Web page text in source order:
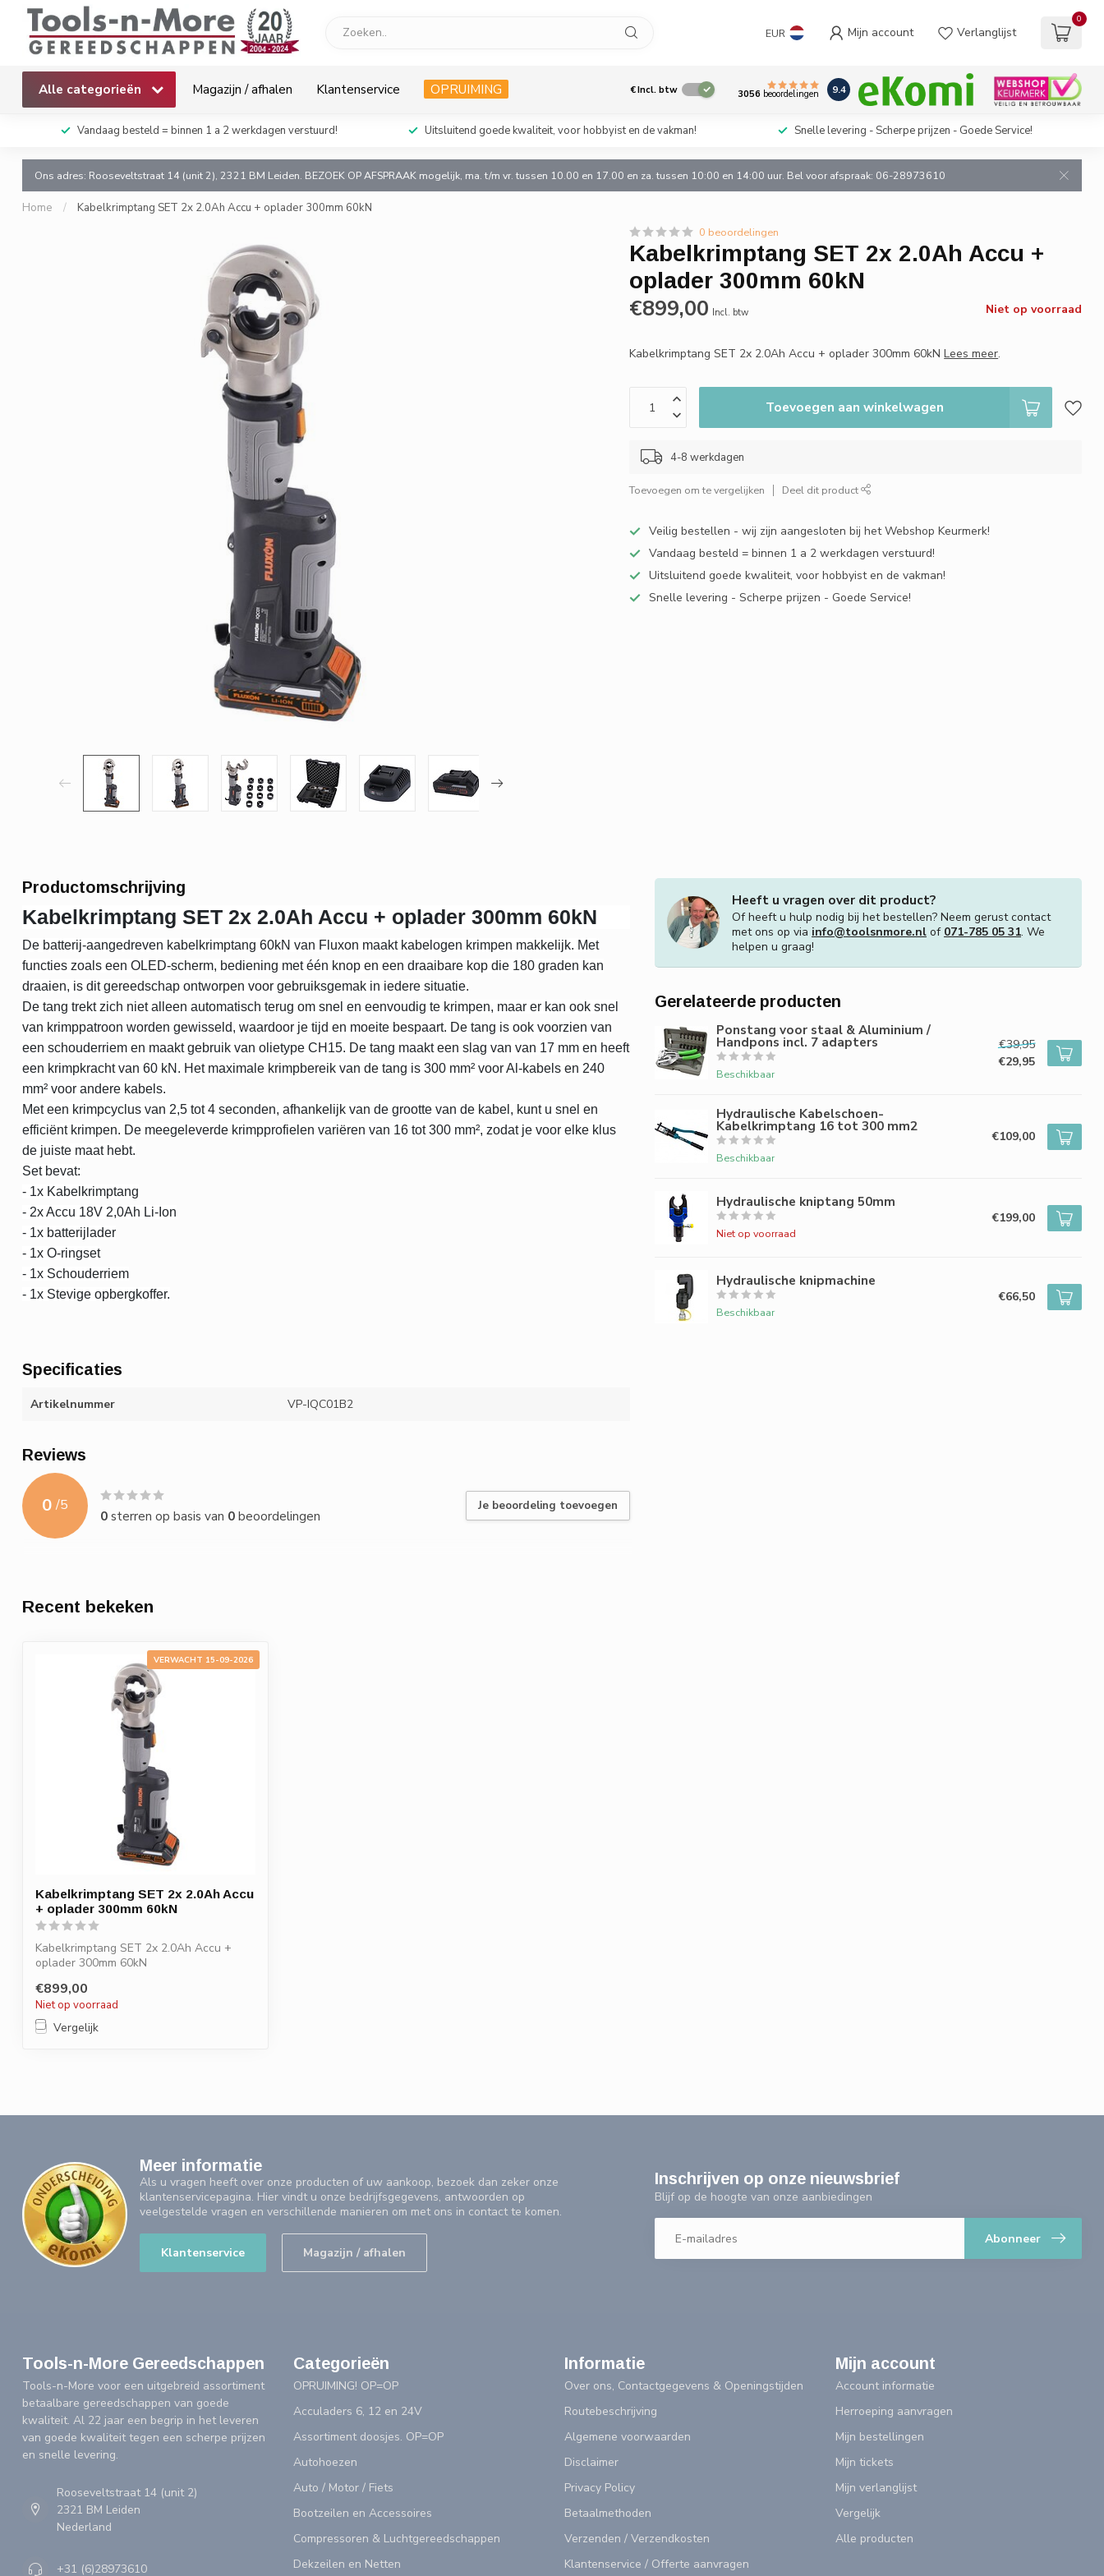
EUR Mijn account Verlanglijst
0
Alle categorieën Magazijn / afhalen Klantenservice OPRUIMING €Incl. btw 3056 beoordelingen 9.4
Vandaag besteld = binnen 1 a 2 werkdagen verstuurd! Uitsluitend goede kwaliteit, voor hobbyist en de vakman! Snelle levering - Scherpe prijzen - Goede Service!
Ons adres: Rooseveltstraat 14 (unit 2), 2321 BM Leiden. BEZOEK OP AFSPRAAK mogelijk, ma. t/m vr. tussen 10.00 en 17.00 en za. tussen 10:00 en 14:00 uur. Bel voor afspraak: 06-28973610
Home / Kabelkrimptang SET 2x 2.0Ah Accu + oplader 300mm 60kN
0 beoordelingen
Kabelkrimptang SET 2x 2.0Ah Accu +
oplader 300mm 60kN
€899,00 Incl. btw Niet op voorraad
Kabelkrimptang SET 2x 2.0Ah Accu + oplader 300mm 60kNLees meer.
Toevoegen aan winkelwagen
4-8 werkdagen
Toevoegen om te vergelijken Deel dit product
Veilig bestellen - wij zijn aangesloten bij het Webshop Keurmerk!
Vandaag besteld = binnen 1 a 2 werkdagen verstuurd!
Uitsluitend goede kwaliteit, voor hobbyist en de vakman!
Snelle levering - Scherpe prijzen - Goede Service!
Productomschrijving
Kabelkrimptang SET 2x 2.0Ah Accu + oplader 300mm 60kN
De batterij-aangedreven kabelkrimptang 60kN van Fluxon maakt kabelogen krimpen makkelijk. Met
functies zoals een OLED-scherm, bediening met één knop en een draaibare kop die 180 graden kan
draaien, is dit gereedschap ontworpen voor gebruiksgemak in iedere situatie.
De tang trekt zich niet alleen automatisch terug om snel en eenvoudig te krimpen, maar er kan ook snel
van krimppatroon worden gewisseld, waardoor je tijd en moeite bespaart. De tang is ook voorzien van
een schouderriem en maakt gebruik van olietype CH15. De tang maakt een slag van van 17 mm en heeft
een krimpkracht van 60 kN. Het maximale krimpbereik van de tang is 300 mm² voor Al-kabels en 240
mm² voor andere kabels.
Met een krimpcyclus van 2,5 tot 4 seconden, afhankelijk van de grootte van de kabel, kunt u snel en
efficiënt krimpen. De meegeleverde krimpprofielen variëren van 16 tot 300 mm², zodat je voor elke klus
de juiste maat hebt.
Set bevat:
- 1x Kabelkrimptang
- 2x Accu 18V 2,0Ah Li-Ion
- 1x batterijlader
- 1x O-ringset
- 1x Schouderriem
- 1x Stevige opbergkoffer.
Specificaties
Artikelnummer VP-IQC01B2
Reviews
0 /5
0sterren op basis van 0beoordelingen
Je beoordeling toevoegen
Heeft u vragen over dit product?
Of heeft u hulp nodig bij het bestellen? Neem gerust contact
met ons op via info@toolsnmore.nl of 071-785 05 31. We
helpen u graag!
Gerelateerde producten
Ponstang voor staal & Aluminium /
Handpons incl. 7 adapters
Beschikbaar
€39,95
€29,95
Hydraulische Kabelschoen-
Kabelkrimptang 16 tot 300 mm2
Beschikbaar
€109,00
Hydraulische kniptang 50mm
Niet op voorraad
€199,00
Hydraulische knipmachine
Beschikbaar
€66,50
Recent bekeken
VERWACHT 15-09-2026
Kabelkrimptang SET 2x 2.0Ah Accu
+ oplader 300mm 60kN
Kabelkrimptang SET 2x 2.0Ah Accu +
oplader 300mm 60kN
€899,00
Niet op voorraad
Vergelijk
Meer informatie
Als u vragen heeft over onze producten of uw aankoop, bezoek dan zeker onze
klantenservicepagina. Hier vindt u onze bedrijfsgegevens, antwoorden op
veelgestelde vragen en verschillende manieren om met ons in contact te komen.
Klantenservice Magazijn / afhalen
Inschrijven op onze nieuwsbrief
Blijf op de hoogte van onze aanbiedingen
Abonneer
Tools-n-More Gereedschappen
Tools-n-More voor een uitgebreid assortiment
betaalbare gereedschappen van goede
kwaliteit. Al 22 jaar een begrip in het leveren
van goede kwaliteit tegen een scherpe prijzen
en snelle levering.
Rooseveltstraat 14 (unit 2)
2321 BM Leiden
Nederland
+31 (6)28973610
Categorieën
OPRUIMING! OP=OP
Acculaders 6, 12 en 24V
Assortiment doosjes. OP=OP
Autohoezen
Auto / Motor / Fiets
Bootzeilen en Accessoires
Compressoren & Luchtgereedschappen
Dekzeilen en Netten
Informatie
Over ons, Contactgegevens & Openingstijden
Routebeschrijving
Algemene voorwaarden
Disclaimer
Privacy Policy
Betaalmethoden
Verzenden / Verzendkosten
Klantenservice / Offerte aanvragen
Mijn account
Account informatie
Herroeping aanvragen
Mijn bestellingen
Mijn tickets
Mijn verlanglijst
Vergelijk
Alle producten